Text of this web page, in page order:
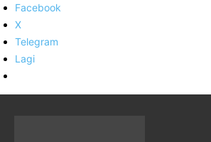
Facebook
X
Telegram
Lagi